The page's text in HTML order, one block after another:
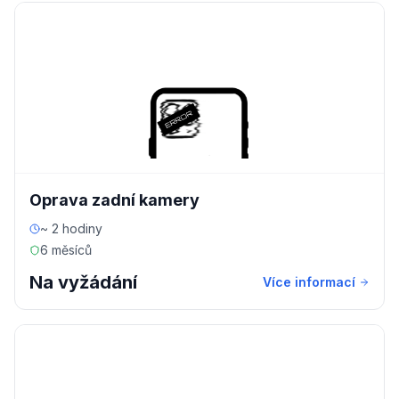
Oprava zadní kamery
~ 2 hodiny
6 měsíců
Na vyžádání Více informací